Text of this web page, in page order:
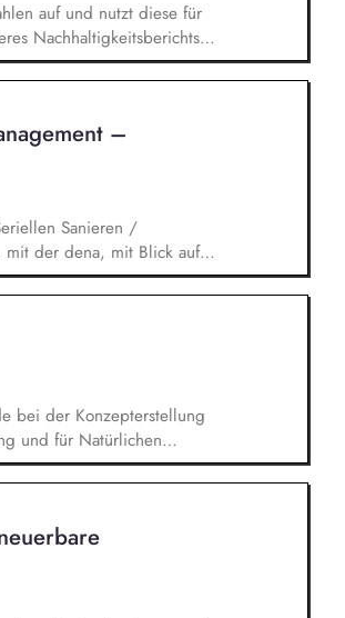
auf und nutzt diese für
Nachhaltigkeitsberichts
und
unterstützt du und leitest
ab. Du entwickelst
mit und unterstützt
du das
Photovoltaik,
–
Sanieren /
mit der dena, mit Blick auf
Stakeholder. Business-
Projekte für unser
die Skalierung. Du
bei der Konzepterstellung
und für Natürlichen
der Kommune (z. B. Hitze,
der Klimaanpassung.
von
in